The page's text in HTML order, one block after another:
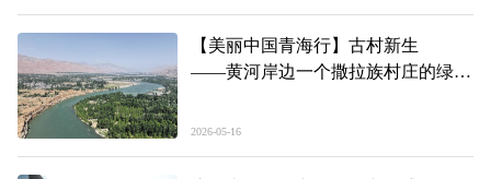
【美丽中国青海行】古村新生
——黄河岸边一个撒拉族村庄的绿色
2026-05-16